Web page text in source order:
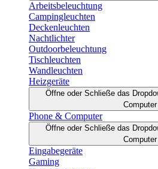
Arbeitsbeleuchtung
Campingleuchten
Deckenleuchten
Nachtlichter
Outdoorbeleuchtung
Tischleuchten
Wandleuchten
Heizgeräte
Öffne oder Schließe das
Computer
Phone & Computer
Öffne oder Schließe das
Computer
Eingabegeräte
Gaming